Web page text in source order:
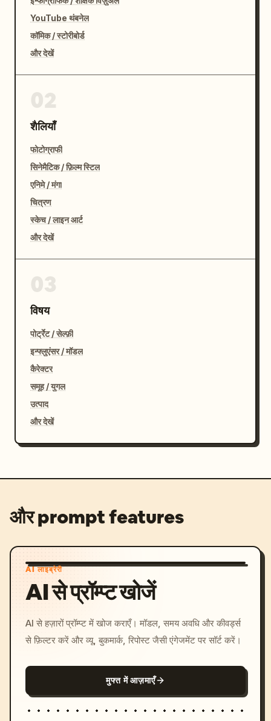
YouTube थंबनेल
कॉमिक / स्टोरीबोर्ड
और देखें
शैलियाँ
फोटोग्राफी
सिनेमैटिक / फ़िल्म स्टिल
एनिमे / मंगा
चित्रण
स्केच / लाइन आर्ट
और देखें
विषय
पोर्ट्रेट / सेल्फ़ी
इन्फ्लुएंसर / मॉडल
कैरेक्टर
समूह / युगल
उत्पाद
और देखें
और prompt features
AI लाइब्रेरी
AI से प्रॉम्प्ट खोजें
AI से हज़ारों प्रॉम्प्ट में खोज कराएँ। मॉडल, समय अवधि और कीवर्ड्स
से फ़िल्टर करें और व्यू, बुकमार्क, रिपोस्ट जैसी एंगेजमेंट पर सॉर्ट करें।
मुफ्त में आज़माएँ